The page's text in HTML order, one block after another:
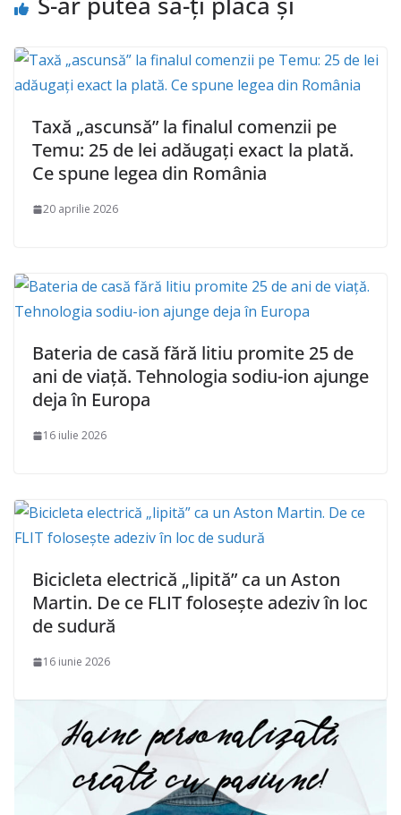
Taxă „ascunsă” la finalul comenzii pe
Temu: 25 de lei adăugați exact la plată.
Ce spune legea din România
20 aprilie 2026
Bateria de casă fără litiu promite 25 de
ani de viață. Tehnologia sodiu-ion ajunge
deja în Europa
16 iulie 2026
Bicicleta electrică „lipită” ca un Aston
Martin. De ce FLIT folosește adeziv în loc
de sudură
16 iunie 2026